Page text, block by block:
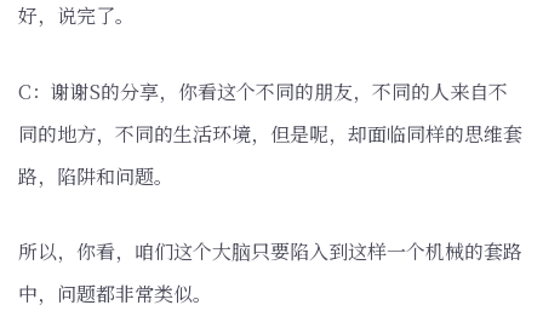
好，说完了。
C：谢谢S的分享，你看这个不同的朋友，不同的人来自不
同的地方，不同的生活环境，但是呢，却面临同样的思维套
路，陷阱和问题。
所以，你看，咱们这个大脑只要陷入到这样一个机械的套路
中，问题都非常类似。